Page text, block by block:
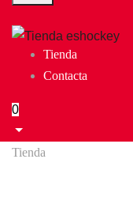
Tienda
Contacta
0
Tienda